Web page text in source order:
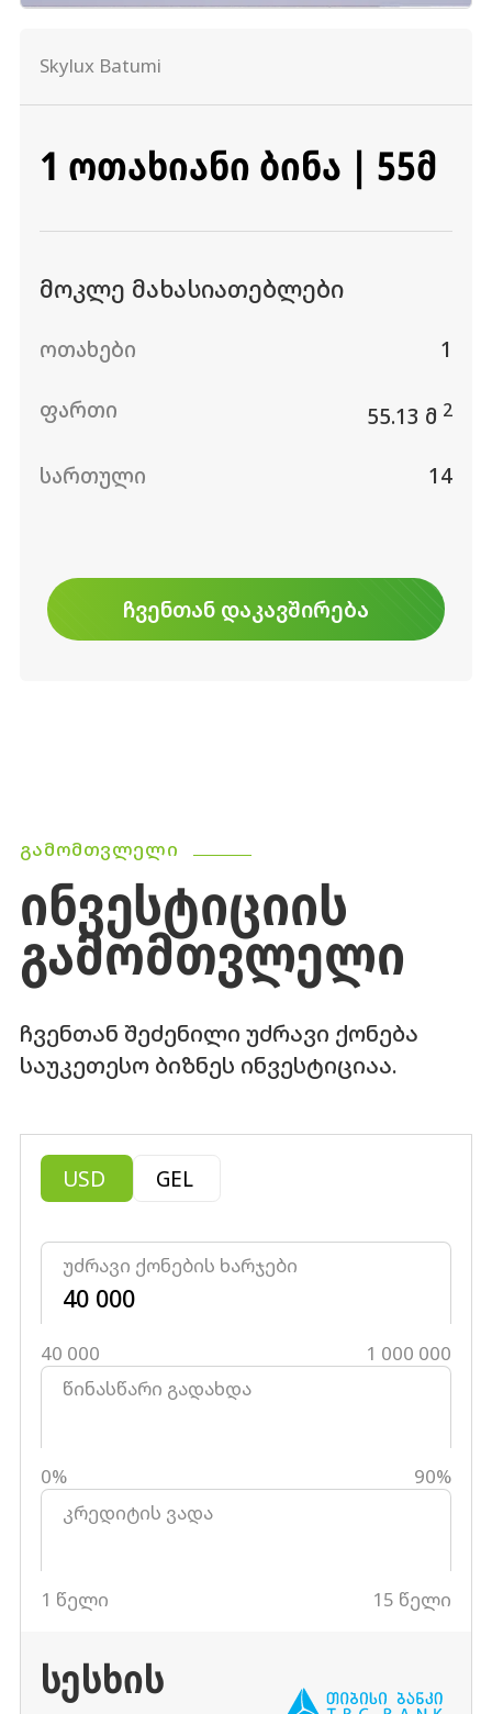
Skylux Batumi
1 ᲝᲗᲐᲮᲘᲐᲜᲘ ᲑᲘᲜᲐ | 55Მ
მოკლე მახასიათებლები
ოთახები 1
ფართი 55.13 მ 2
სართული 14
ᲩᲕᲔᲜᲗᲐᲜ ᲓᲐᲙᲐᲕᲨᲘᲠᲔᲑᲐ
ᲒᲐᲛᲝᲛᲗᲕᲚᲔᲚᲘ
ᲘᲜᲕᲔᲡᲢᲘᲪᲘᲘᲡ
ᲒᲐᲛᲝᲛᲗᲕᲚᲔᲚᲘ
ჩვენთან შეძენილი უძრავი ქონება
საუკეთესო ბიზნეს ინვესტიციაა.
USD GEL
უძრავი ქონების ხარჯები
40 000
1 000 000
წინასწარი გადახდა
0%
90%
კრედიტის ვადა
1 წელი 15 წელი
ᲡᲔᲡᲮᲘᲡ